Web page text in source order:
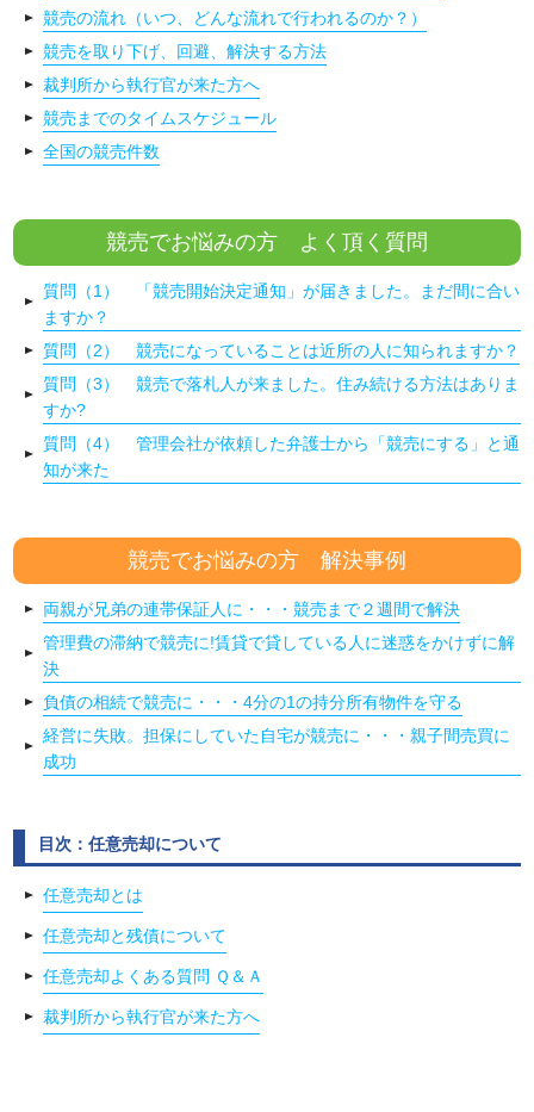
競売の流れ（いつ、どんな流れで行われるのか？）
競売を取り下げ、回避、解決する方法
裁判所から執行官が来た方へ
競売までのタイムスケジュール
全国の競売件数
競売でお悩みの方 よく頂く質問
質問（1） 「競売開始決定通知」が届きました。まだ間に合い
ますか？
質問（2） 競売になっていることは近所の人に知られますか？
質問（3） 競売で落札人が来ました。住み続ける方法はありま
すか?
質問（4） 管理会社が依頼した弁護士から「競売にする」と通
知が来た
競売でお悩みの方 解決事例
両親が兄弟の連帯保証人に・・・競売まで２週間で解決
管理費の滞納で競売に!賃貸で貸している人に迷惑をかけずに解
決
負債の相続で競売に・・・4分の1の持分所有物件を守る
経営に失敗。担保にしていた自宅が競売に・・・親子間売買に
成功
目次：任意売却について
任意売却とは
任意売却と残債について
任意売却よくある質問 Ｑ＆Ａ
裁判所から執行官が来た方へ